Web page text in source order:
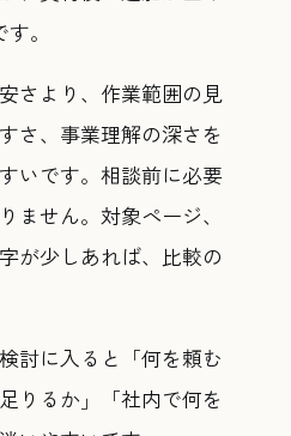
。
さより、作業範囲の見
さ、事業理解の深さを
いです。相談前に必要
ません。対象ページ、
が少しあれば、比較の
討に入ると「何を頼む
りるか」「社内で何を